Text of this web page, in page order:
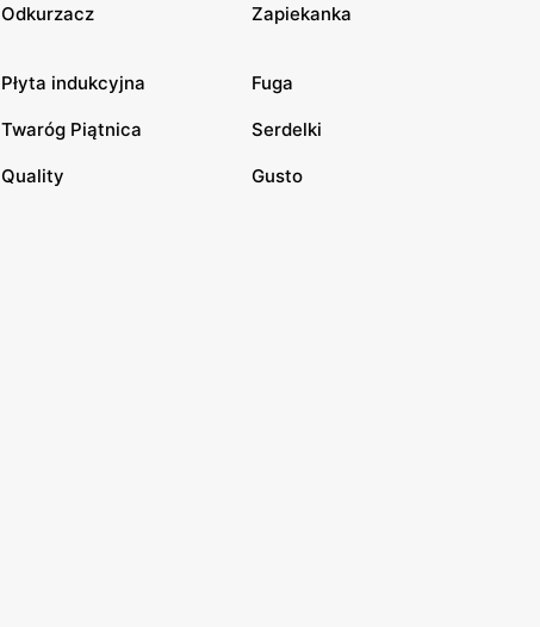
Odkurzacz Zapiekanka
Płyta indukcyjna Fuga
Twaróg Piątnica Serdelki
Quality Gusto